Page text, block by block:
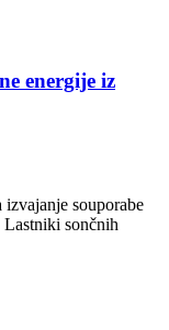
energije iz
souporabe
sončnih